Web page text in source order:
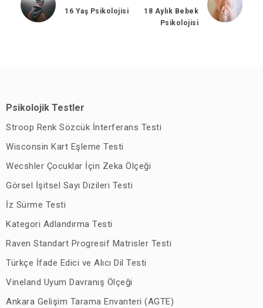
16 Yaş Psikolojisi
18 Aylık Bebek
Psikolojisi
Psikolojik Testler
Stroop Renk Sözcük İnterferans Testi
Wisconsin Kart Eşleme Testi
Wecshler Çocuklar İçin Zeka Ölçeği
Görsel İşitsel Sayı Dizileri Testi
İz Sürme Testi
Kategori Adlandırma Testi
Raven Standart Progresif Matrisler Testi
Türkçe İfade Edici ve Alıcı Dil Testi
Vineland Uyum Davranış Ölçeği
Ankara Gelişim Tarama Envanteri (AGTE)